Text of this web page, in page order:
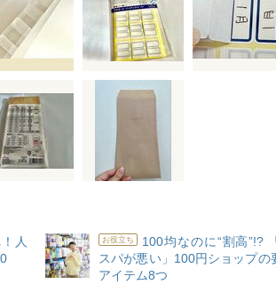
人
お役立ち
100均なのに“割高”!?
スパが悪い」100円ショップの
アイテム8つ